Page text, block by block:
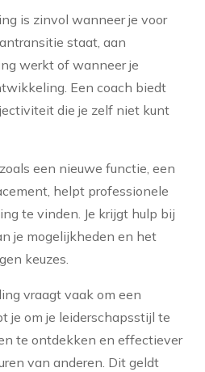
is zinvol wanneer je voor
staat, aan
werkt of wanneer je
Een coach biedt
die je zelf niet kunt
een nieuwe functie, een
helpt professionele
te vinden. Je krijgt hulp bij
je mogelijkheden en het
keuzes.
vraagt vaak om een
je om je leiderschapsstijl te
te ontdekken en effectiever
van anderen. Dit geldt